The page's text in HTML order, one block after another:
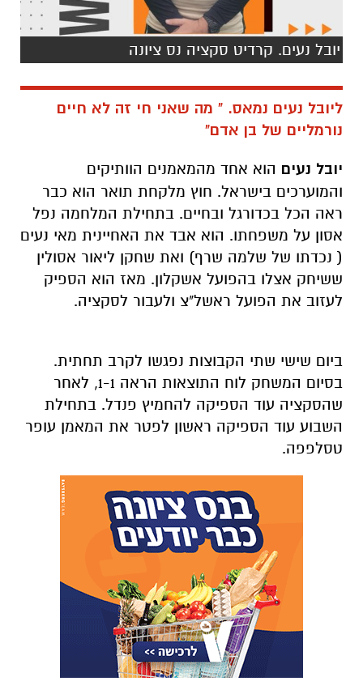
יובל נעים. קרדיט סקציה נס ציונה
ליובל נעים נמאס. " מה שאני חי זה לא חיים
נורמליים של בן אדם"
יובל נעים הוא אחד מהמאמנים הוותיקים
והמוערכים בישראל. חוץ מלקחת תואר הוא כבר
ראה הכל בכדורגל ובחיים. בתחילת המלחמה נפל
אסון על משפחתו. הוא אבד את האחיינית מאי נעים
( נכדתו של שלמה שרף) ואת שחקן ליאור אסולין
ששיחק אצלו בהפועל אשקלון. מאז הוא הספיק
לעזוב את הפועל ראשל"צ ולעבור לסקציה.
ביום שישי שתי הקבוצות נפגשו לקרב תחתית.
בסיום המשחק לוח התוצאות הראה 1-1, לאחר
שהסקציה עוד הספיקה להחמיץ פנדל. בתחילת
השבוע עוד הספיקה ראשון לפטר את המאמן עופר
טסלפפה.